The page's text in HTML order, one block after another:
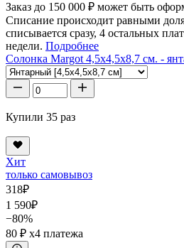
Заказ до 150 000 ₽ может быть
Списание происходит равными
списывается сразу, 4 остальных
недели. Подробнее
Солонка Margot 4,5x4,5x8,7 см. -
Купили 35 раз
Хит
только самовывоз
318₽
1 590₽
−80%
80 ₽ x4 платежа